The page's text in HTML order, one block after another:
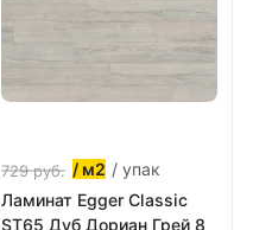
729руб. / м2 / упак
Ламинат Egger Classic
ST65 Дуб Дориан Грей 8